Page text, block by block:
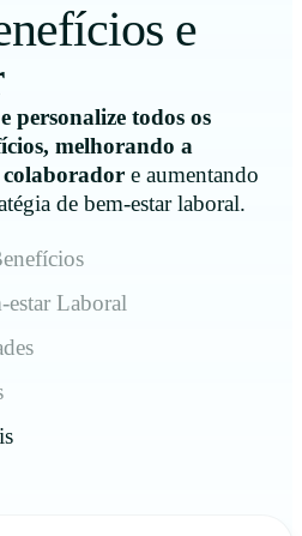
e
personalize todos os
melhorando a
colaboradore aumentando
de bem-estar laboral.
estar Laboral